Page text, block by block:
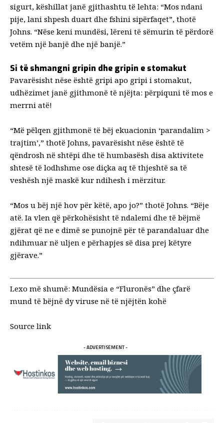
sigurt, këshillat janë gjithashtu të lehta: “Mos ndani
pije, lani shpesh duart dhe fshini sipërfaqet”, thotë
Johns. “Nëse keni mundësi, lëreni të sëmurin të përdorë
vetëm një banjë dhe një banjë.”
Si të shmangni gripin dhe gripin e stomakut
Pavarësisht nëse është gripi apo gripi i stomakut,
udhëzimet janë gjithmonë të njëjta: përpiquni të mos e
merrni atë!
“Më pëlqen gjithmonë të bëj ekuacionin ‘parandalim >
trajtim’,” thotë Johns, pavarësisht nëse është të
qëndrosh në shtëpi dhe të humbasësh disa aktivitete
shtesë të lodhshme ose diçka aq të thjeshtë sa të
veshësh një maskë kur ndihesh i mërzitur.
“Mos u bëj një hov për këtë, apo jo?” thotë Johns. “Bëje
atë. Ia vlen që përkohësisht të ndalemi dhe të bëjmë
gjërat që ne e dimë se punojnë për të parandaluar dhe
ndihmuar në uljen e përhapjes së disa prej këtyre
gjërave.”
Lexo më shumë: Mundësia e “Fluronës” dhe çfarë
mund të bëjnë dy viruse në të njëjtën kohë
Source link
- ADVERTISEMENT -